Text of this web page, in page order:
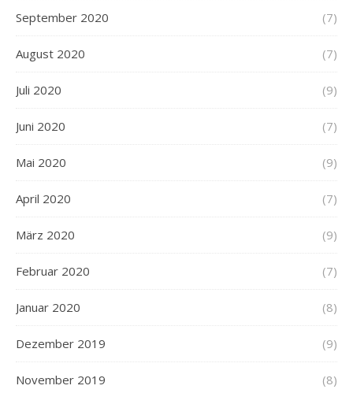
September 2020 (7)
August 2020 (7)
Juli 2020 (9)
Juni 2020 (7)
Mai 2020 (9)
April 2020 (7)
März 2020 (9)
Februar 2020 (7)
Januar 2020 (8)
Dezember 2019 (9)
November 2019 (8)